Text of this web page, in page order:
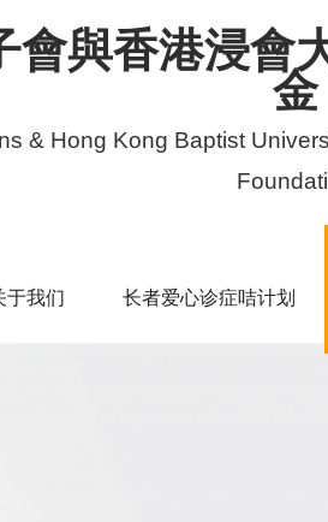
會與香港浸會
金
& Hong Kong Baptist
于我们 长者爱心诊症咭计划